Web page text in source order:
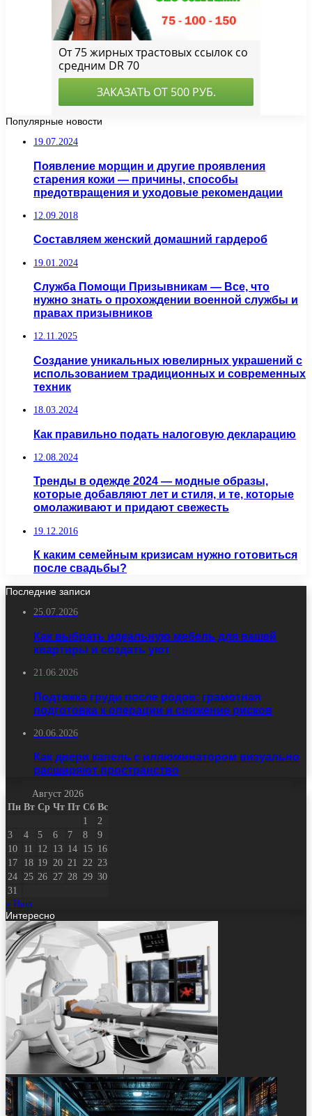
Популярные новости
19.07.2024
Появление морщин и другие проявления
старения кожи — причины, способы
предотвращения и уходовые рекомендации
12.09.2018
Составляем женский домашний гардероб
19.01.2024
Служба Помощи Призывникам — Все, что
нужно знать о прохождении военной службы и
правах призывников
12.11.2025
Создание уникальных ювелирных украшений с
использованием традиционных и современных
техник
18.03.2024
Как правильно подать налоговую декларацию
12.08.2024
Тренды в одежде 2024 — модные образы,
которые добавляют лет и стиля, и те, которые
омолаживают и придают свежесть
19.12.2016
К каким семейным кризисам нужно готовиться
после свадьбы?
Последние записи
25.07.2026
Как выбрать идеальную мебель для вашей
квартиры и создать уют
21.06.2026
Подтяжка груди после родов: грамотная
подготовка к операции и снижение рисков
20.06.2026
Как двери капель с иллюминатором визуально
расширяют пространство
Август 2026
Пн Вт Ср Чт Пт Сб Вс
1
2
3
4 5 6 7 8
9
10
11 12 13 14 15 16
17
18 19 20 21 22 23
24
25 26 27 28 29 30
31
« Июл
Интересно